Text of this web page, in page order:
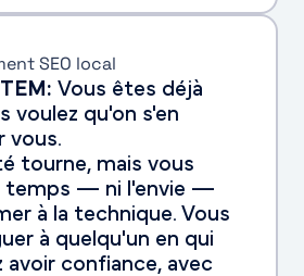
SEO local
Vous êtes déjà
voulez qu'on s'en
vous.
tourne, mais vous
temps — ni l'envie —
à la technique. Vous
à quelqu'un en qui
avoir confiance, avec